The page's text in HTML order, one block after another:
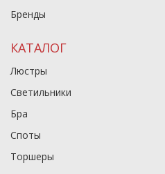
Бренды
КАТАЛОГ
Люстры
Светильники
Бра
Споты
Торшеры